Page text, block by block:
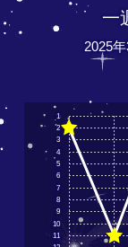
一
2025
11
10
9
8
7
6
5
4
3
2
1